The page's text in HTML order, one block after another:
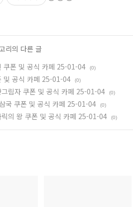
리의 다른 글
쿠폰 및 공식 카페 25-01-04
(0)
및 공식 카페 25-01-04 (0)
그림자 쿠폰 및 공식 카페 25-01-04 (0)
국 쿠폰 및 공식 카페 25-01-04 (0)
릭의 왕 쿠폰 및 공식 카페 25-01-04 (0)